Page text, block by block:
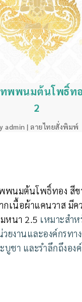
ทพพนมต้นโพธิ์ท
2
admin | ลายไทยสั่งพิมพ์
พนมต้นโพธิ์ทอง สีข
กเนื้อผ้าแคนวาส มีค
หนา 2.5 เหมาะสำ
ยงานและองค์กรทา
บูชา และรำลึกถึงอง